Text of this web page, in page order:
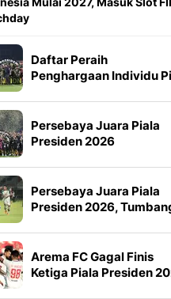
Daftar Peraih
Penghargaan Individu
Persebaya Juara Piala
Presiden 2026
Persebaya Juara Piala
Presiden 2026,
Arema FC Gagal Finis
Ketiga Piala Presiden